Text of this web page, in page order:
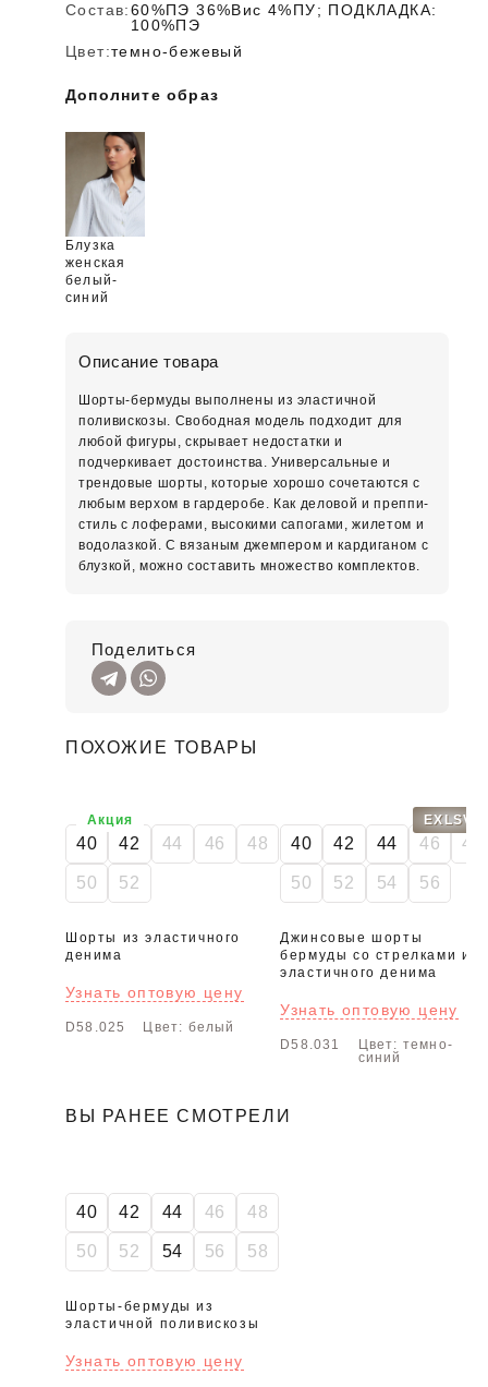
Состав:60%ПЭ 36%Вис 4%ПУ; ПОДКЛАДКА:
100%ПЭ
Цвет:темно-бежевый
Дополните образ
Блузка
женская
белый-
синий
Описание товара
Шорты-бермуды выполнены из эластичной
поливискозы. Свободная модель подходит для
любой фигуры, скрывает недостатки и
подчеркивает достоинства. Универсальные и
трендовые шорты, которые хорошо сочетаются с
любым верхом в гардеробе. Как деловой и преппи-
стиль с лоферами, высокими сапогами, жилетом и
водолазкой. С вязаным джемпером и кардиганом с
блузкой, можно составить множество комплектов.
Поделиться
ПОХОЖИЕ ТОВАРЫ
40 42 44 46 48
50 52
Шорты из эластичного
денима
Узнать оптовую цену
D58.025 Цвет: белый
Акция
40 42 44 46 48
50 52 54 56
Джинсовые шорты
бермуды со стрелками из
эластичного денима
Узнать оптовую цену
D58.031
Цвет: темно-
синий
EXLSV
ВЫ РАНЕЕ СМОТРЕЛИ
40 42 44 46 48
50 52 54 56 58
Шорты-бермуды из
эластичной поливискозы
Узнать оптовую цену